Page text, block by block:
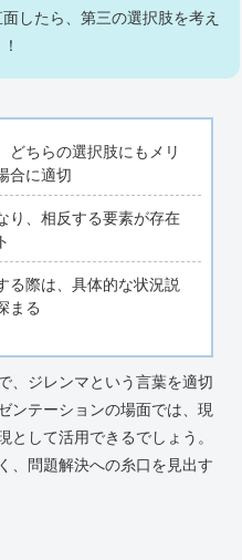
したら、第三の選択肢を考え
どちらの選択肢にもメリ
合に適切
り、相反する要素が存在
る際は、具体的な状況説
まる
、ジレンマという言葉を適切
ンテーションの場面では、現
して活用できるでしょう。
、問題解決への糸口を見出す